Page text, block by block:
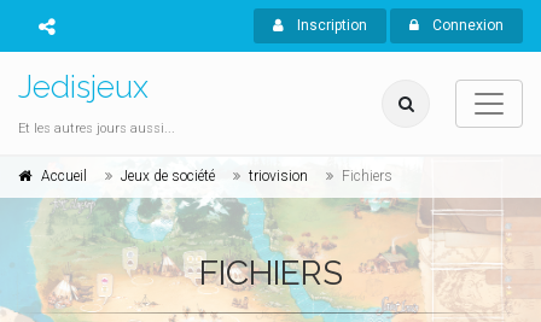
Inscription Connexion
Jedisjeux
Et les autres jours aussi...
Accueil Jeux de société triovision Fichiers
FICHIERS